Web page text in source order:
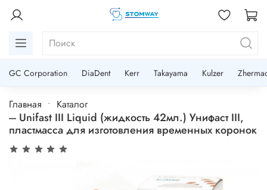
GC Corporation DiaDent Kerr Takayama Kulzer
Главная Каталог
--- Unifast III Liquid (жидкость 42мл.) Унифаст III,
пластмасса для изготовления временных коронок